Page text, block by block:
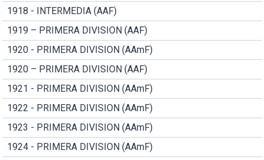
1918 - INTERMEDIA (AAF)
1919 – PRIMERA DIVISION (AAF)
1920 - PRIMERA DIVISION (AAmF)
1920 – PRIMERA DIVISION (AAF)
1921 - PRIMERA DIVISION (AAmF)
1922 - PRIMERA DIVISION (AAmF)
1923 - PRIMERA DIVISION (AAmF)
1924 - PRIMERA DIVISION (AAmF)